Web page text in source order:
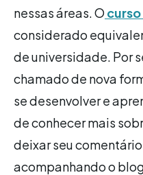
nessas áreas. O curso
considerado
de universidade. Por
chamado de nova
se desenvolver e
de conhecer mais
deixar seu
acompanhando o